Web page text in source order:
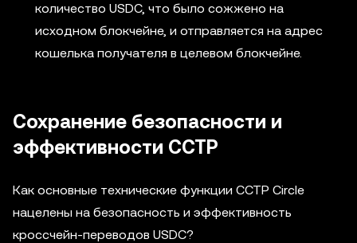
количество USDC, что было сожжено на
исходном блокчейне, и отправляется на адрес
кошелька получателя в целевом блокчейне.
Сохранение безопасности и
эффективности CCTP
Как основные технические функции CCTP Circle
нацелены на безопасность и эффективность
кроссчейн-переводов USDC?